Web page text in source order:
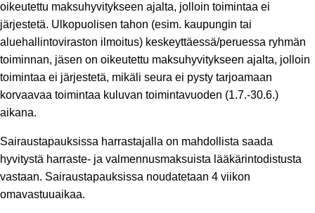
oikeutettu maksuhyvitykseen ajalta, jolloin toimintaa ei
järjestetä. Ulkopuolisen tahon (esim. kaupungin tai
aluehallintoviraston ilmoitus) keskeyttäessä/peruessa ryhmän
toiminnan, jäsen on oikeutettu maksuhyvitykseen ajalta, jolloin
toimintaa ei järjestetä, mikäli seura ei pysty tarjoamaan
korvaavaa toimintaa kuluvan toimintavuoden (1.7.-30.6.)
aikana.
Sairaustapauksissa harrastajalla on mahdollista saada
hyvitystä harraste- ja valmennusmaksuista lääkärintodistusta
vastaan. Sairaustapauksissa noudatetaan 4 viikon
omavastuuaikaa.